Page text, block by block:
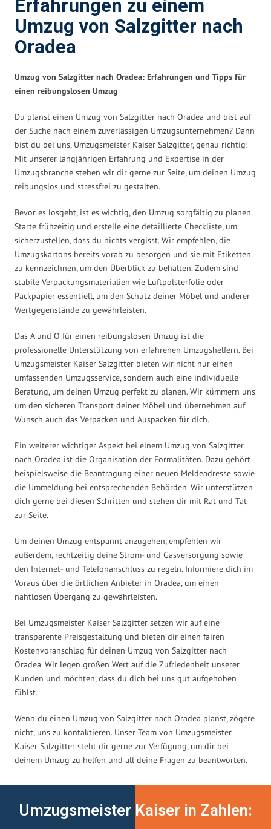
Erfahrungen zu einem
Umzug von Salzgitter nach
Oradea
Umzug von Salzgitter nach Oradea: Erfahrungen und Tipps für
einen reibungslosen Umzug
Du planst einen Umzug von Salzgitter nach Oradea und bist auf
der Suche nach einem zuverlässigen Umzugsunternehmen? Dann
bist du bei uns, Umzugsmeister Kaiser Salzgitter, genau richtig!
Mit unserer langjährigen Erfahrung und Expertise in der
Umzugsbranche stehen wir dir gerne zur Seite, um deinen Umzug
reibungslos und stressfrei zu gestalten.
Bevor es losgeht, ist es wichtig, den Umzug sorgfältig zu planen.
Starte frühzeitig und erstelle eine detaillierte Checkliste, um
sicherzustellen, dass du nichts vergisst. Wir empfehlen, die
Umzugskartons bereits vorab zu besorgen und sie mit Etiketten
zu kennzeichnen, um den Überblick zu behalten. Zudem sind
stabile Verpackungsmaterialien wie Luftpolsterfolie oder
Packpapier essentiell, um den Schutz deiner Möbel und anderer
Wertgegenstände zu gewährleisten.
Das A und O für einen reibungslosen Umzug ist die
professionelle Unterstützung von erfahrenen Umzugshelfern. Bei
Umzugsmeister Kaiser Salzgitter bieten wir nicht nur einen
umfassenden Umzugsservice, sondern auch eine individuelle
Beratung, um deinen Umzug perfekt zu planen. Wir kümmern uns
um den sicheren Transport deiner Möbel und übernehmen auf
Wunsch auch das Verpacken und Auspacken für dich.
Ein weiterer wichtiger Aspekt bei einem Umzug von Salzgitter
nach Oradea ist die Organisation der Formalitäten. Dazu gehört
beispielsweise die Beantragung einer neuen Meldeadresse sowie
die Ummeldung bei entsprechenden Behörden. Wir unterstützen
dich gerne bei diesen Schritten und stehen dir mit Rat und Tat
zur Seite.
Um deinen Umzug entspannt anzugehen, empfehlen wir
außerdem, rechtzeitig deine Strom- und Gasversorgung sowie
den Internet- und Telefonanschluss zu regeln. Informiere dich im
Voraus über die örtlichen Anbieter in Oradea, um einen
nahtlosen Übergang zu gewährleisten.
Bei Umzugsmeister Kaiser Salzgitter setzen wir auf eine
transparente Preisgestaltung und bieten dir einen fairen
Kostenvoranschlag für deinen Umzug von Salzgitter nach
Oradea. Wir legen großen Wert auf die Zufriedenheit unserer
Kunden und möchten, dass du dich bei uns gut aufgehoben
fühlst.
Wenn du einen Umzug von Salzgitter nach Oradea planst, zögere
nicht, uns zu kontaktieren. Unser Team von Umzugsmeister
Kaiser Salzgitter steht dir gerne zur Verfügung, um dir bei
deinem Umzug zu helfen und all deine Fragen zu beantworten.
Umzugsmeister Kaiser in Zahlen: